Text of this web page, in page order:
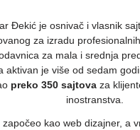
Đekić je osnivač i vlasnik
za izradu profesionalnih
za mala i srednja
aktivan je više od sedam
preko 350 sajtova za
inostranstva.
započeo kao web dizajner, a